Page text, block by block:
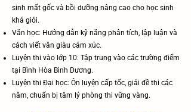
sinh mất gốc và bồi dưỡng nâng cao cho học sinh
khá giỏi.
Văn học: Hướng dẫn kỹ năng phân tích, lập luận và
cách viết văn giàu cảm xúc.
Luyện thi vào lớp 10: Tập trung vào các trường điểm
tại Bình Hòa Bình Dương.
Luyện thi Đại học: Ôn luyện cấp tốc, giải đề thi các
năm, chuẩn bị tâm lý phòng thi vững vàng.